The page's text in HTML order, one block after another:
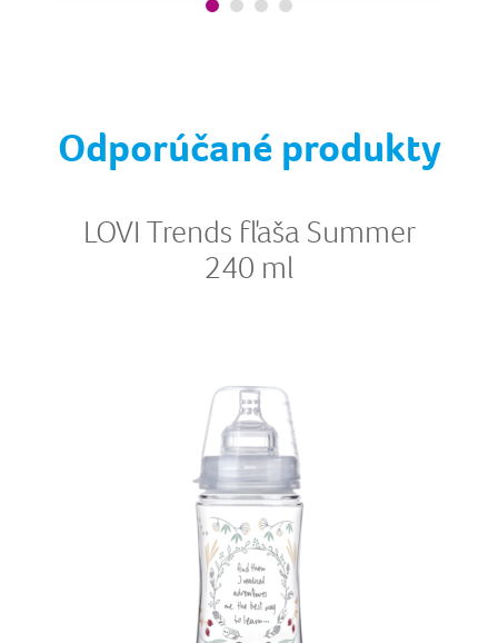
Odporúčané produkty
LOVI Trends fľaša Summer
240 ml